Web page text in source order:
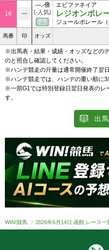
16
---.-倍
(-人気)
エピファネイア
レジオンポレ
ジュールポレール
馬番 印 オッズ
※出馬表・結果・成績・オッズなどの
のと照合し確認してください。
※ハンデ競走の斤量は通常開催終了翌
※ハンデ競走では、ハンデの重い順に3
※一部G1では特別登録日翌日発表のレ
す。
出
WIN!競馬 2026年6月14日 函館 レース一